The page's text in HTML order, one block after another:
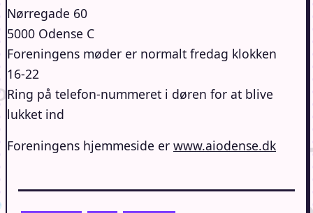
Nørregade 60
5000 Odense C
Foreningens møder er normalt fredag klokken
16-22
Ring på telefon-nummeret i døren for at blive
lukket ind
Foreningens hjemmeside er www.aiodense.dk